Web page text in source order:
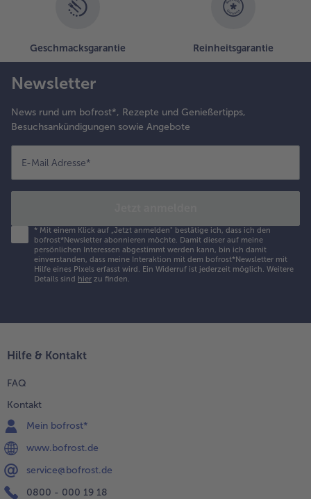
Geschmacksgarantie Reinheitsgarantie
Newsletter
News rund um bofrost*, Rezepte und Genießertipps,
Besuchsankündigungen sowie Angebote
E-Mail Adresse*
* Mit einem Klick auf „Jetzt anmelden" bestätige ich, dass ich den
bofrost*Newsletter abonnieren möchte. Damit dieser auf meine
persönlichen Interessen abgestimmt werden kann, bin ich damit
einverstanden, dass meine Interaktion mit dem bofrost*Newsletter mit
Hilfe eines Pixels erfasst wird. Ein Widerruf ist jederzeit möglich. Weitere
Details sind hier zu finden.
Hilfe & Kontakt
FAQ
Kontakt
Mein bofrost*
www.bofrost.de
service@bofrost.de
0800 - 000 19 18